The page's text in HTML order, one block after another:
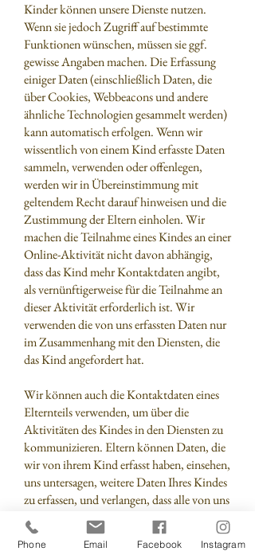
Kinder können unsere Dienste nutzen.
Wenn sie jedoch Zugriff auf bestimmte
Funktionen wünschen, müssen sie ggf.
gewisse Angaben machen. Die Erfassung
einiger Daten (einschließlich Daten, die
über Cookies, Webbeacons und andere
ähnliche Technologien gesammelt werden)
kann automatisch erfolgen. Wenn wir
wissentlich von einem Kind erfasste Daten
sammeln, verwenden oder offenlegen,
werden wir in Übereinstimmung mit
geltendem Recht darauf hinweisen und die
Zustimmung der Eltern einholen. Wir
machen die Teilnahme eines Kindes an einer
Online-Aktivität nicht davon abhängig,
dass das Kind mehr Kontaktdaten angibt,
als vernünftigerweise für die Teilnahme an
dieser Aktivität erforderlich ist. Wir
verwenden die von uns erfassten Daten nur
im Zusammenhang mit den Diensten, die
das Kind angefordert hat.
Wir können auch die Kontaktdaten eines
Elternteils verwenden, um über die
Aktivitäten des Kindes in den Diensten zu
kommunizieren. Eltern können Daten, die
wir von ihrem Kind erfasst haben, einsehen,
uns untersagen, weitere Daten Ihres Kindes
zu erfassen, und verlangen, dass alle von uns
erfassten Daten aus unseren
Aufzeichnungen gelöscht werden.
Phone Email Facebook Instagram